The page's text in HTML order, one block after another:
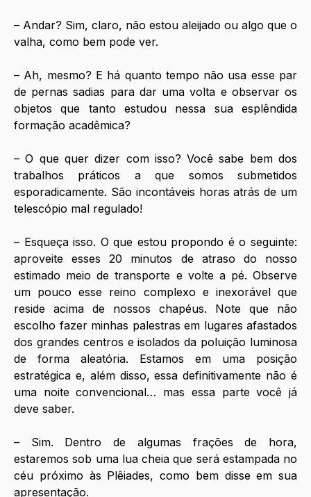
– Andar? Sim, claro, não estou aleijado ou algo que o
valha, como bem pode ver.
– Ah, mesmo? E há quanto tempo não usa esse par
de pernas sadias para dar uma volta e observar os
objetos que tanto estudou nessa sua esplêndida
formação acadêmica?
– O que quer dizer com isso? Você sabe bem dos
trabalhos práticos a que somos submetidos
esporadicamente. São incontáveis horas atrás de um
telescópio mal regulado!
– Esqueça isso. O que estou propondo é o seguinte:
aproveite esses 20 minutos de atraso do nosso
estimado meio de transporte e volte a pé. Observe
um pouco esse reino complexo e inexorável que
reside acima de nossos chapéus. Note que não
escolho fazer minhas palestras em lugares afastados
dos grandes centros e isolados da poluição luminosa
de forma aleatória. Estamos em uma posição
estratégica e, além disso, essa definitivamente não é
uma noite convencional… mas essa parte você já
deve saber.
– Sim. Dentro de algumas frações de hora,
estaremos sob uma lua cheia que será estampada no
céu próximo às Plêiades, como bem disse em sua
apresentação.